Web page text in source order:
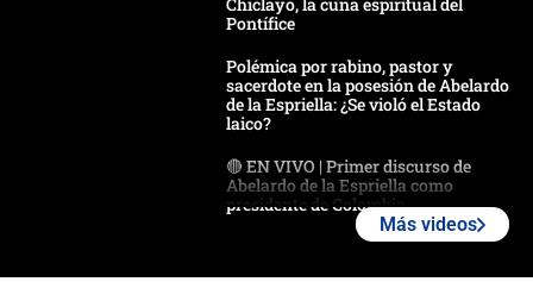
Pontífice
Polémica por rabino, pastor y
sacerdote en la posesión de Abelardo
de la Espriella: ¿Se violó el Estado
laico?
🔴 EN VIVO | Primer discurso de
Abelardo de la Espriella como
presidente de Colombia
Más videos